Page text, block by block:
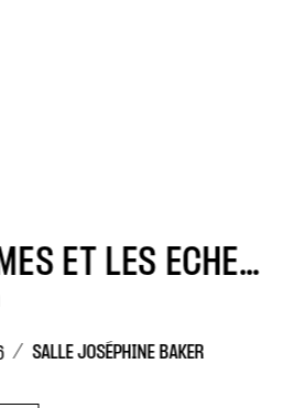
LES FEMMES ET LES ÉCHECS
/ SALLE JOSÉPHINE BAKER